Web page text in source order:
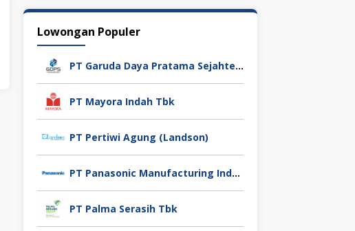
Lowongan Populer
PT Garuda Daya Pratama Sejahtera
PT Mayora Indah Tbk
PT Pertiwi Agung (Landson)
PT Panasonic Manufacturing Indonesia
PT Palma Serasih Tbk